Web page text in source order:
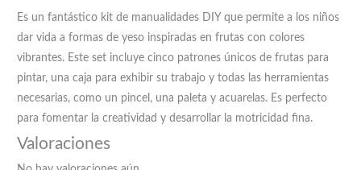
Es un fantástico kit de manualidades DIY que permite a los niños
dar vida a formas de yeso inspiradas en frutas con colores
vibrantes. Este set incluye cinco patrones únicos de frutas para
pintar, una caja para exhibir su trabajo y todas las herramientas
necesarias, como un pincel, una paleta y acuarelas. Es perfecto
para fomentar la creatividad y desarrollar la motricidad fina.
Valoraciones